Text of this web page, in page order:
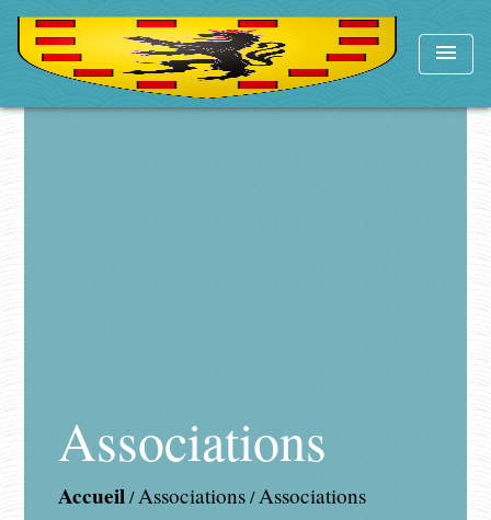
menu
Associations
Accueil/Associations/Associations